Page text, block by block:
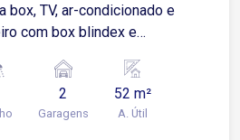
box, TV, ar-condicionado e
com box blindex e
e geladeira Sala
painel de TV e sanca em
com mesa e quatro
2
Garagens
52 m²
A. Útil